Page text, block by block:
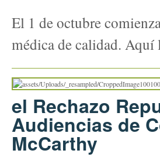
El 1 de octubre
médica de calidad.
el Rechazo
Audiencias de
McCarthy